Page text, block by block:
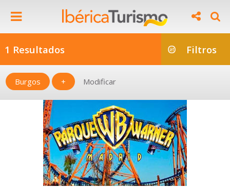
1 Resultados Filtros
Burgos + Modificar